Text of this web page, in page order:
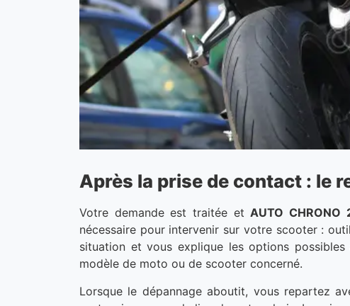
Après la prise de contact : le
Votre demande est traitée etAUTO CHRONO
nécessaire pour intervenir sur votre scooter :
situation et vous explique les options
modèle de moto ou de scooter concerné.
Lorsque le dépannage aboutit, vous repartez